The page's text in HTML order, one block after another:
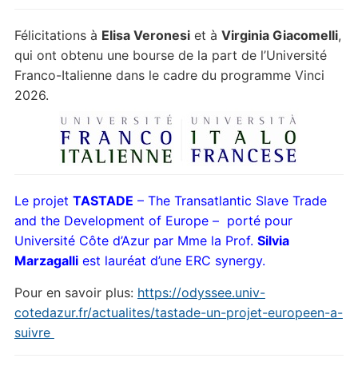
Félicitations à Elisa Veronesiet à Virginia Giacomelli,
qui ont obtenu une bourse de la part de l’Université
Franco-Italienne dans le cadre du programme Vinci
2026.
Le projet TASTADE – The Transatlantic Slave Trade
and the Development of Europe – porté pour
Université Côte d’Azur par Mme la Prof. Silvia
Marzagalliest lauréat d’une ERC synergy.
Pour en savoir plus: https://odyssee.univ-
cotedazur.fr/actualites/tastade-un-projet-europeen-a-
suivre